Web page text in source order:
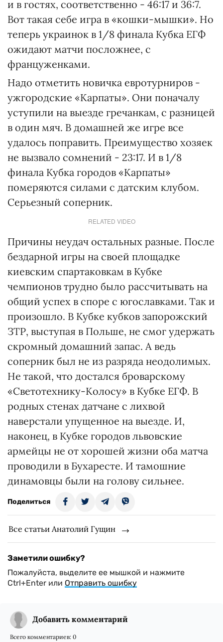
и в гостях, соответственно - 46:17 и 36:7.
Вот такая себе игра в «кошки-мышки». Но
теперь украинок в 1/8 финала Кубка ЕГФ
ожидают матчи посложнее, с
француженками.
Надо отметить новичка евротурниров -
ужгородские «Карпаты». Они поначалу
уступили на выезде гречанкам, с разницей
в один мяч. В домашней же игре все
удалось поправить. Преимущество хозяек
не вызвало сомнений - 23:17. И в 1/8
финала Кубка городов «Карпаты»
померяются силами с датским клубом.
Серьезный соперник.
RELATED VIDEO
Причины неудач остальных разные. После
бездарной игры на своей площадке
киевским спартаковкам в Кубке
чемпионов трудно было рассчитывать на
общий успех в споре с югославками. Так и
произошло. В Кубке кубков запорожский
ЗТР, выступая в Польше, не смог удержать
скромный домашний запас. А ведь
соперник был не из разряда неодолимых.
Не такой, что достался броварскому
«Светотехнику-Колосу» в Кубке ЕГФ. В
родных стенах датчане с лихвой
наверстали упущенное на выезде. И,
наконец, в Кубке городов львовские
армейцы не от хорошей жизни оба матча
проводили в Бухаресте. И тамошние
динамовцы были на голову сильнее.
Поделиться
Все статьи Анатолий Гущин
Заметили ошибку?
Пожалуйста, выделите ее мышкой и нажмите
Ctrl+Enter или Отправить ошибку
Добавить комментарий
Всего комментариев: 0